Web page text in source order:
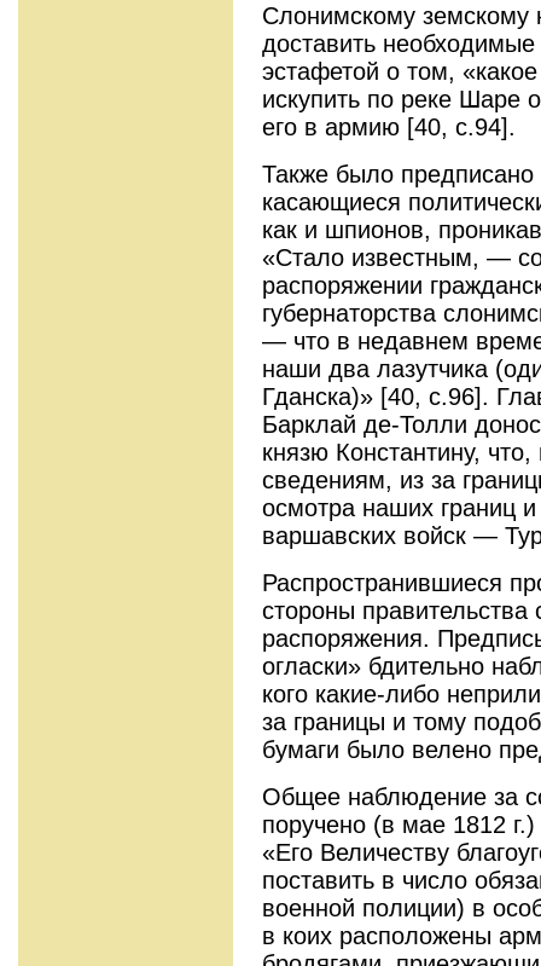
Слонимскому земскому
доставить
эстафетой о том,
искупить по реке Шаре
его в армию [40, с.94].
Также было предписано
касающиеся
как и шпионов,
«Стало известным, —
распоряжении
губернаторства
— что в недавнем
наши два лазутчика
Гданска)» [40, с.96].
Барклай де-Толли
князю Константину,
сведениям, из за
осмотра наших границ
варшавских войск —
Распространившиеся
стороны правительства
распоряжения.
огласки» бдительно
кого какие-либо
за границы и тому
бумаги было велено
Общее наблюдение за
поручено (в мае 1812
«Его Величеству
поставить в число
военной полиции) в
в коих расположены